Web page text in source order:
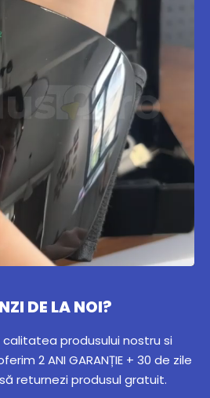
DE LA NOI?
produsului nostru si
2 ANI GARANȚIE + 30 de zile
returnezi produsul gratuit.